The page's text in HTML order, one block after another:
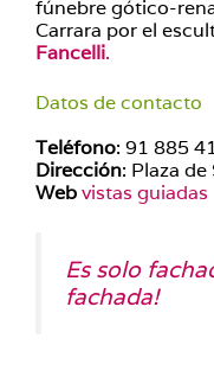
fúnebre gótico-
Carrara por el
Fancelli.
Datos de contacto
Teléfono: 91 885
Dirección: Plaza
Webvistas guiadas
Es solo
fachada!